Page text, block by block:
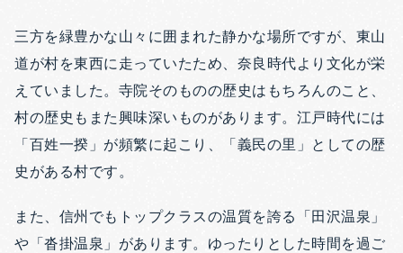
三方を緑豊かな山々に囲まれた静かな場所ですが、東山
道が村を東西に走っていたため、奈良時代より文化が栄
えていました。寺院そのものの歴史はもちろんのこと、
村の歴史もまた興味深いものがあります。 江戸時代には
「百姓一揆」が頻繁に起こり、「義民の里」としての歴
史がある村です。
また、信州でもトップクラスの温質を誇る「田沢温泉」
や「沓掛温泉」があります。ゆったりとした時間を過ご